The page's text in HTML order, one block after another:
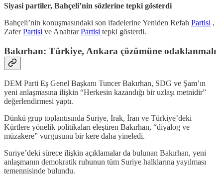
Siyasi partiler, Bahçeli’nin sözlerine tepki gösterdi
Bahçeli’nin konuşmasındaki son ifadelerine Yeniden Refah Partisi ,
ZaferPartisi ve AnahtarPartisi tepki gösterdi.
Bakırhan: Türkiye, Ankara çözümüne odaklanmalı
DEM Parti Eş Genel Başkanı Tuncer Bakırhan, SDG ve Şam’ın
yeni anlaşmasına ilişkin “Herkesin kazandığı bir uzlaşı metnidir”
değerlendirmesi yaptı.
Dünkü grup toplantısında Suriye, Irak, İran ve Türkiye’deki
Kürtlere yönelik politikaları eleştiren Bakırhan, “diyalog ve
müzakere” vurgusunu bir kere daha yineledi.
Suriye’deki sürece ilişkin açıklamalar da bulunan Bakırhan, yeni
anlaşmanın demokratik ruhunun tüm Suriye halklarına yayılması
temennisinde bulundu.